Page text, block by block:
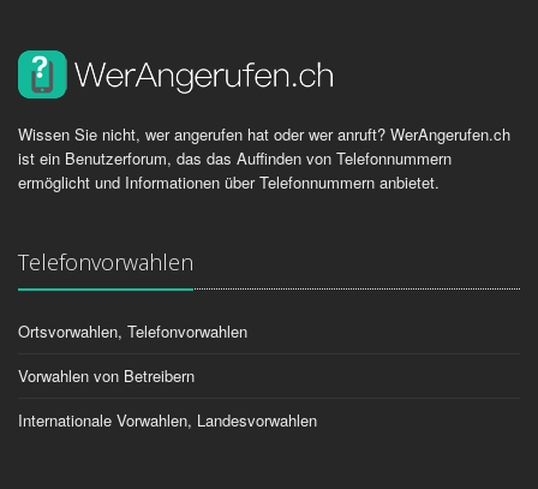
Wissen Sie nicht, wer angerufen hat oder wer anruft? WerAngerufen.ch
ist ein Benutzerforum, das das Auffinden von Telefonnummern
ermöglicht und Informationen über Telefonnummern anbietet.
Telefonvorwahlen
Ortsvorwahlen, Telefonvorwahlen
Vorwahlen von Betreibern
Internationale Vorwahlen, Landesvorwahlen